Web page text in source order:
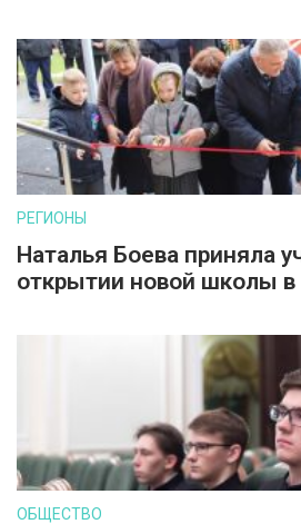
РЕГИОНЫ
Наталья Боева приняла
открытии новой школы в
ОБЩЕСТВО